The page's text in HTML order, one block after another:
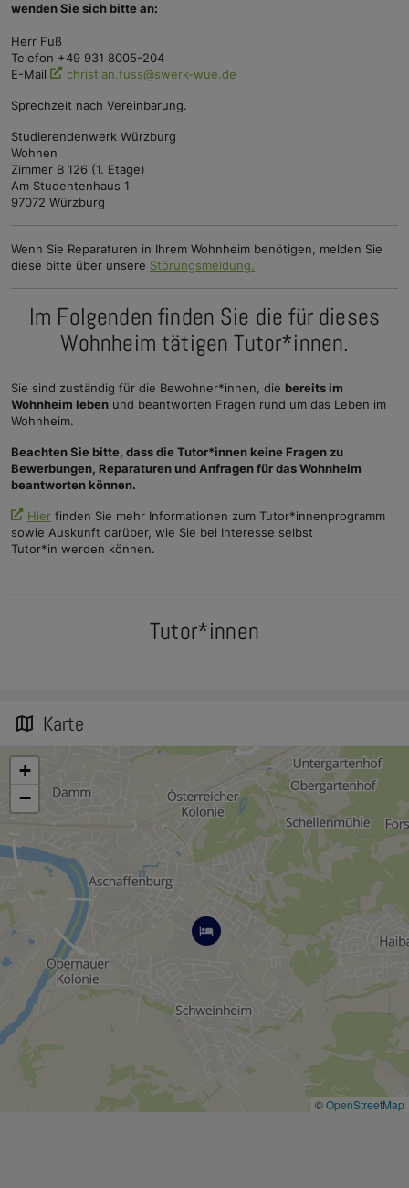
wenden Sie sich bitte an:
Herr Fuß
Telefon +49 931 8005-204
E-Mail
christian.fuss@swerk-wue.de
Sprechzeit nach Vereinbarung.
Studierendenwerk Würzburg
Wohnen
Zimmer B 126 (1. Etage)
Am Studentenhaus 1
97072 Würzburg
Wenn Sie Reparaturen in Ihrem Wohnheim benötigen, melden Sie
diese bitte über unsere Störungsmeldung.
Im Folgenden finden Sie die für dieses
Wohnheim tätigen Tutor*innen.
Sie sind zuständig für die Bewohner*innen, die bereits im
Wohnheim leben und beantworten Fragen rund um das Leben im
Wohnheim.
Beachten Sie bitte, dass die Tutor*innen keine Fragen zu
Bewerbungen, Reparaturen und Anfragen für das Wohnheim
beantworten können.
Hierfinden Sie mehr Informationen zum Tutor*innenprogramm
sowie Auskunft darüber, wie Sie bei Interesse selbst
Tutor*in werden können.
Tutor*innen
map Karte
+
−
©OpenStreetMap